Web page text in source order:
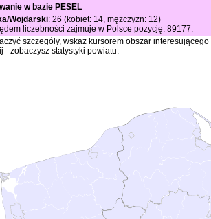
w bazie PESEL
Wojdarski: 26 (kobiet: 14, mężczyzn: 12)
liczebności zajmuje w Polsce pozycję: 89177.
szczegóły, wskaż kursorem obszar
- zobaczysz statystyki powiatu.